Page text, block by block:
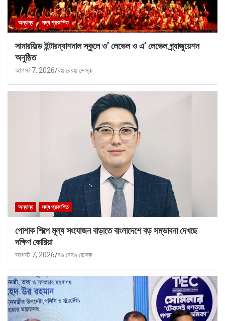
অন্যান্য সদ্য প্রকাশিত
সামারফিল্ড ইন্টারন্যাশনাল স্কুলে ও’ লেভেল ও এ’ লেভেল গ্র্যাজুয়েশন
অনুষ্ঠিত
আগস্ট 7, 2026 রঙ বেরঙ ডেস্ক
অন্যান্য সদ্য প্রকাশিত
পোশাক শিল্পে মূল্য সংযোজন বাড়াতে বাংলাদেশে বড় সম্ভাবনা দেখছে
দক্ষিণ কোরিয়া
আগস্ট 7, 2026 রঙ বেরঙ ডেস্ক